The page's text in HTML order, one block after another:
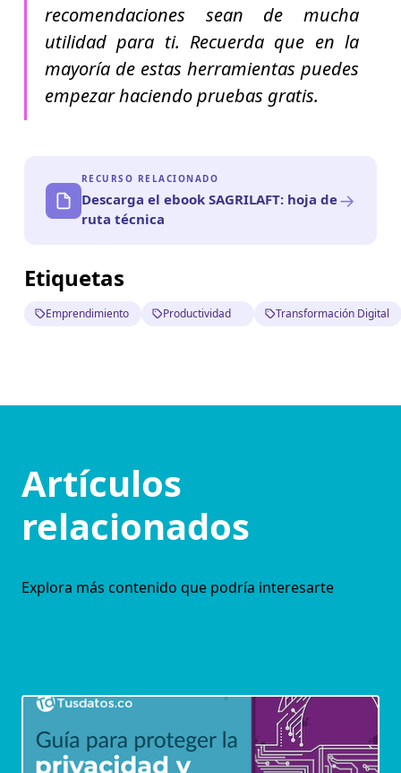
recomendaciones sean de mucha
utilidad para ti. Recuerda que en la
mayoría de estas herramientas puedes
empezar haciendo pruebas gratis.
RECURSO RELACIONADO
Descarga el ebook SAGRILAFT: hoja de
ruta técnica
→
Etiquetas
Emprendimiento Productividad Transformación Digital
Artículos
relacionados
Explora más contenido que podría interesarte